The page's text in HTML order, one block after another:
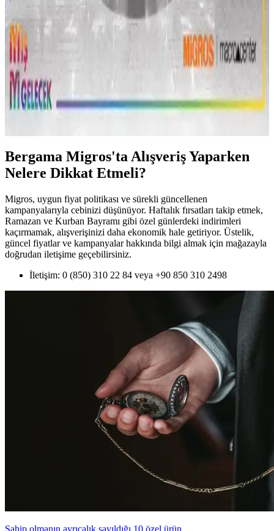
Değişimi ve İade Süreçleri Hakkında Bilgi
Bershka'dan online alınan ürünlerin mağazada değişimi mümkün
mü? Süreçler, şartlar ve dikkat edilmesi gerekenler hakkında detaylı
bilgiler burada.
Urla'da Migros Mağazaları ve Alışveriş İmkanları
Hakkında Detaylı Bilgi
Urla'daki Migros mağazaları, kolay ulaşım, geniş ürün yelpazesi ve
Bergama Migros'ta Alışveriş Yaparken
Nelere Dikkat Etmeli?
Migros, uygun fiyat politikası ve sürekli güncellenen
kampanyalarıyla cebinizi düşünüyor. Haftalık fırsatları takip etmek,
Ramazan ve Kurban Bayramı gibi özel günlerdeki indirimleri
kaçırmamak, alışverişinizi daha ekonomik hale getiriyor. Üstelik,
güncel fiyatlar ve kampanyalar hakkında bilgi almak için mağazayla
doğrudan iletişime geçebilirsiniz.
İletişim: 0 (850) 310 22 84 veya +90 850 310 2498
Sahip olmanın ayrıcalık sayıldığı 10 özel ürün